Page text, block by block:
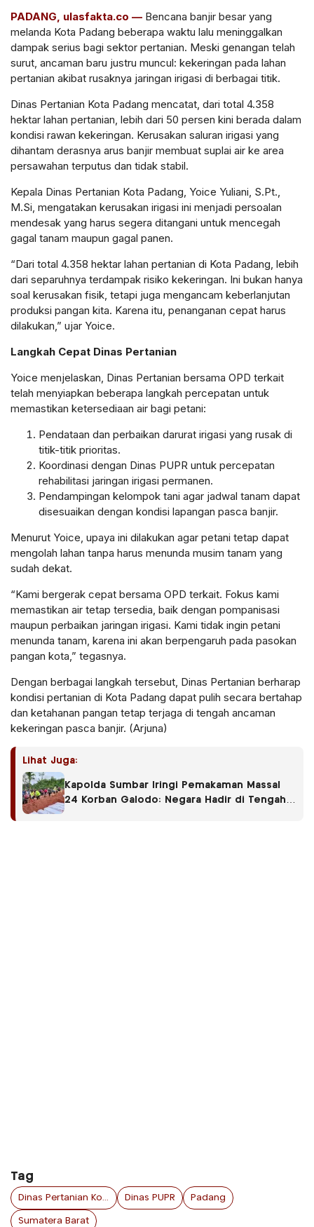
PADANG, ulasfakta.co — Bencana banjir besar yang
melanda Kota Padang beberapa waktu lalu meninggalkan
dampak serius bagi sektor pertanian. Meski genangan telah
surut, ancaman baru justru muncul: kekeringan pada lahan
pertanian akibat rusaknya jaringan irigasi di berbagai titik.
Dinas Pertanian Kota Padang mencatat, dari total 4.358
hektar lahan pertanian, lebih dari 50 persen kini berada dalam
kondisi rawan kekeringan. Kerusakan saluran irigasi yang
dihantam derasnya arus banjir membuat suplai air ke area
persawahan terputus dan tidak stabil.
Kepala Dinas Pertanian Kota Padang, Yoice Yuliani, S.Pt.,
M.Si, mengatakan kerusakan irigasi ini menjadi persoalan
mendesak yang harus segera ditangani untuk mencegah
gagal tanam maupun gagal panen.
“Dari total 4.358 hektar lahan pertanian di Kota Padang, lebih
dari separuhnya terdampak risiko kekeringan. Ini bukan hanya
soal kerusakan fisik, tetapi juga mengancam keberlanjutan
produksi pangan kita. Karena itu, penanganan cepat harus
dilakukan,” ujar Yoice.
Langkah Cepat Dinas Pertanian
Yoice menjelaskan, Dinas Pertanian bersama OPD terkait
telah menyiapkan beberapa langkah percepatan untuk
memastikan ketersediaan air bagi petani:
Pendataan dan perbaikan darurat irigasi yang rusak di
titik-titik prioritas.
Koordinasi dengan Dinas PUPR untuk percepatan
rehabilitasi jaringan irigasi permanen.
Pendampingan kelompok tani agar jadwal tanam dapat
disesuaikan dengan kondisi lapangan pasca banjir.
Menurut Yoice, upaya ini dilakukan agar petani tetap dapat
mengolah lahan tanpa harus menunda musim tanam yang
sudah dekat.
“Kami bergerak cepat bersama OPD terkait. Fokus kami
memastikan air tetap tersedia, baik dengan pompanisasi
maupun perbaikan jaringan irigasi. Kami tidak ingin petani
menunda tanam, karena ini akan berpengaruh pada pasokan
pangan kota,” tegasnya.
Dengan berbagai langkah tersebut, Dinas Pertanian berharap
kondisi pertanian di Kota Padang dapat pulih secara bertahap
dan ketahanan pangan tetap terjaga di tengah ancaman
kekeringan pasca banjir. (Arjuna)
Lihat Juga:
Kapolda Sumbar Iringi Pemakaman Massal
24 Korban Galodo: Negara Hadir di Tengah
Tag
Dinas Pertanian Kota Padang Dinas PUPR Padang
Sumatera Barat